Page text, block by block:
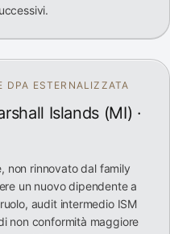
DPA ESTERNALIZZATA
Islands (MI) ·
non rinnovato dal family
un nuovo dipendente a
audit intermedio ISM
non conformità maggiore